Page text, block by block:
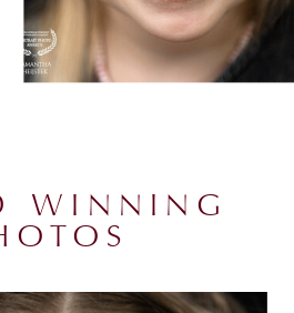
WINNING